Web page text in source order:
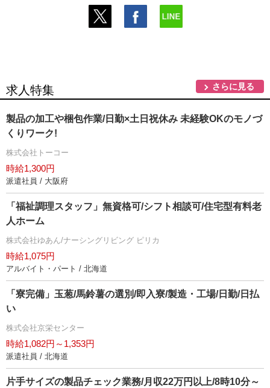
求人特集 さらに見る
製品の加工や梱包作業/日勤×土日祝休み 未経験OKのモノづ
くりワーク!
株式会社トーコー
時給1,300円
派遣社員 / 大阪府
「福祉調理スタッフ」無資格可/シフト相談可/住宅型有料老
人ホーム
株式会社ゆあん/ナーシングリビング ピリカ
時給1,075円
アルバイト・パート / 北海道
「寮完備」玉葱/馬鈴薯の選別/即入寮/製造・工場/日勤/日払
い
株式会社京栄センター
時給1,082円～1,353円
派遣社員 / 北海道
片手サイズの製品チェック業務/月収22万円以上/8時10分～